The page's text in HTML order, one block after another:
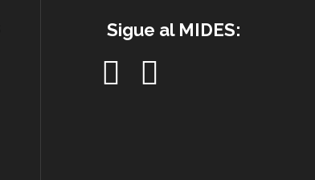
Sigue al MIDES: